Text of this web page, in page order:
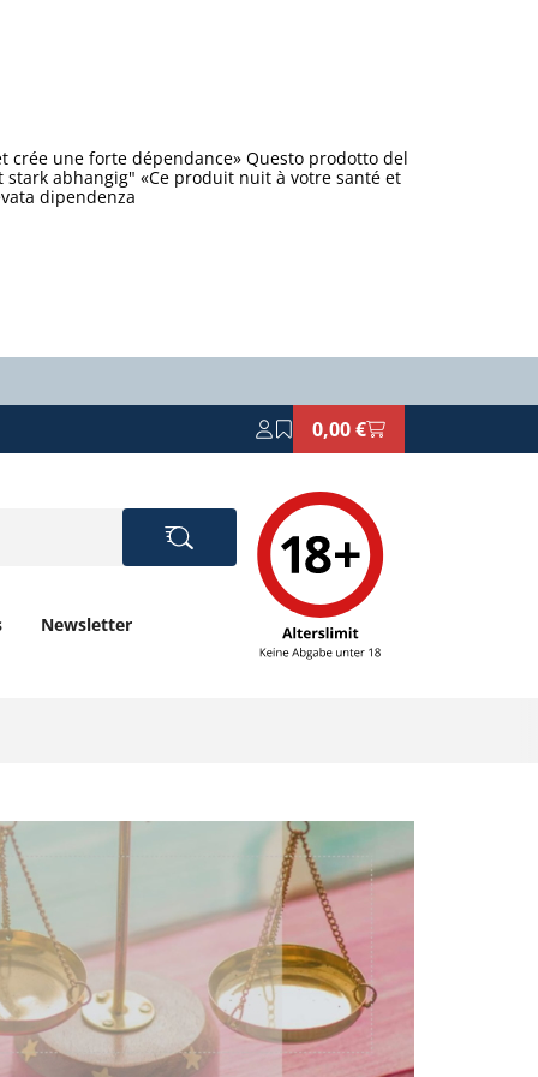
crée une forte dépendance» Questo prodotto del
abhangig" «Ce produit nuit à votre santé et
dipendenza
0,00 €
Newsletter